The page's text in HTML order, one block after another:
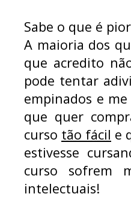
Sabe o que é
A maioria dos
que acredito
pode tentar
empinados e
que quer
curso tão fácil e
estivesse
curso sofrem
intelectuais!